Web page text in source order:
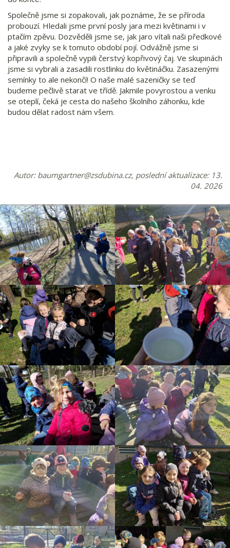
Společně jsme si zopakovali, jak poznáme, že se příroda
probouzí. Hledali jsme první posly jara mezi květinami i v
ptačím zpěvu. Dozvěděli jsme se, jak jaro vítali naši předkové
a jaké zvyky se k tomuto období pojí. Odvážně jsme si
připravili a společně vypili čerstvý kopřivový čaj. Ve skupinách
jsme si vybrali a zasadili rostlinku do květináčku. Zasazenými
semínky to ale nekončí! O naše malé sazeničky se teď
budeme pečlivě starat ve třídě. Jakmile povyrostou a venku
se oteplí, čeká je cesta do našeho školního záhonku, kde
budou dělat radost nám všem.
Autor: baumgartner@zsdubina.cz, poslední aktualizace: 13.
04. 2026